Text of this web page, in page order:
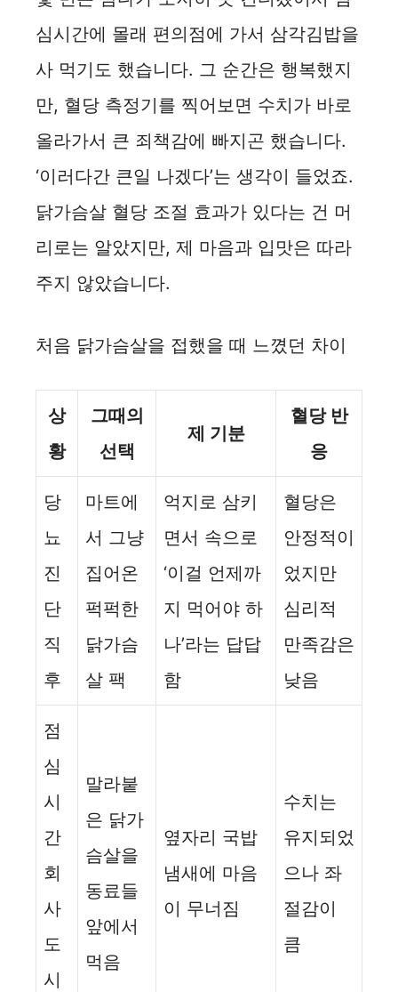
심시간에 몰래 편의점에 가서 삼각김밥을
사 먹기도 했습니다. 그 순간은 행복했지
만, 혈당 측정기를 찍어보면 수치가 바로
올라가서 큰 죄책감에 빠지곤 했습니다.
‘이러다간 큰일 나겠다’는 생각이 들었죠.
닭가슴살 혈당 조절 효과가 있다는 건 머
리로는 알았지만, 제 마음과 입맛은 따라
주지 않았습니다.
처음 닭가슴살을 접했을 때 느꼈던 차이
상
황
그때의
선택
제 기분
혈당 반
응
당
뇨
진
단
직
후
마트에
서 그냥
집어온
퍽퍽한
닭가슴
살 팩
억지로 삼키
면서 속으로
‘이걸 언제까
지 먹어야 하
나’라는 답답
함
혈당은
안정적이
었지만
심리적
만족감은
낮음
점
심
시
간
회
사
도
시
말라붙
은 닭가
슴살을
동료들
앞에서
먹음
옆자리 국밥
냄새에 마음
이 무너짐
수치는
유지되었
으나 좌
절감이
큼